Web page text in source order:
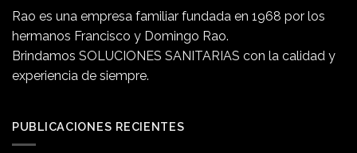
Rao es una empresa familiar fundada en 1968 por los
hermanos Francisco y Domingo Rao.
Brindamos SOLUCIONES SANITARIAS con la calidad y
experiencia de siempre.
PUBLICACIONES RECIENTES